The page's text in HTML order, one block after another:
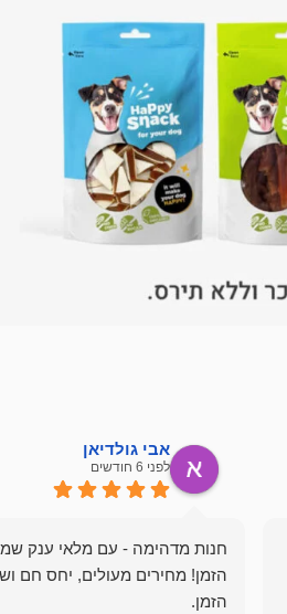
אבי גולדיאן
לפני 6 חודשים
חנות מדהימה - עם מלאי ענק
הזמן! מחירים מעולים, יחס חם